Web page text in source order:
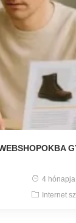
4 hónapja
Internet